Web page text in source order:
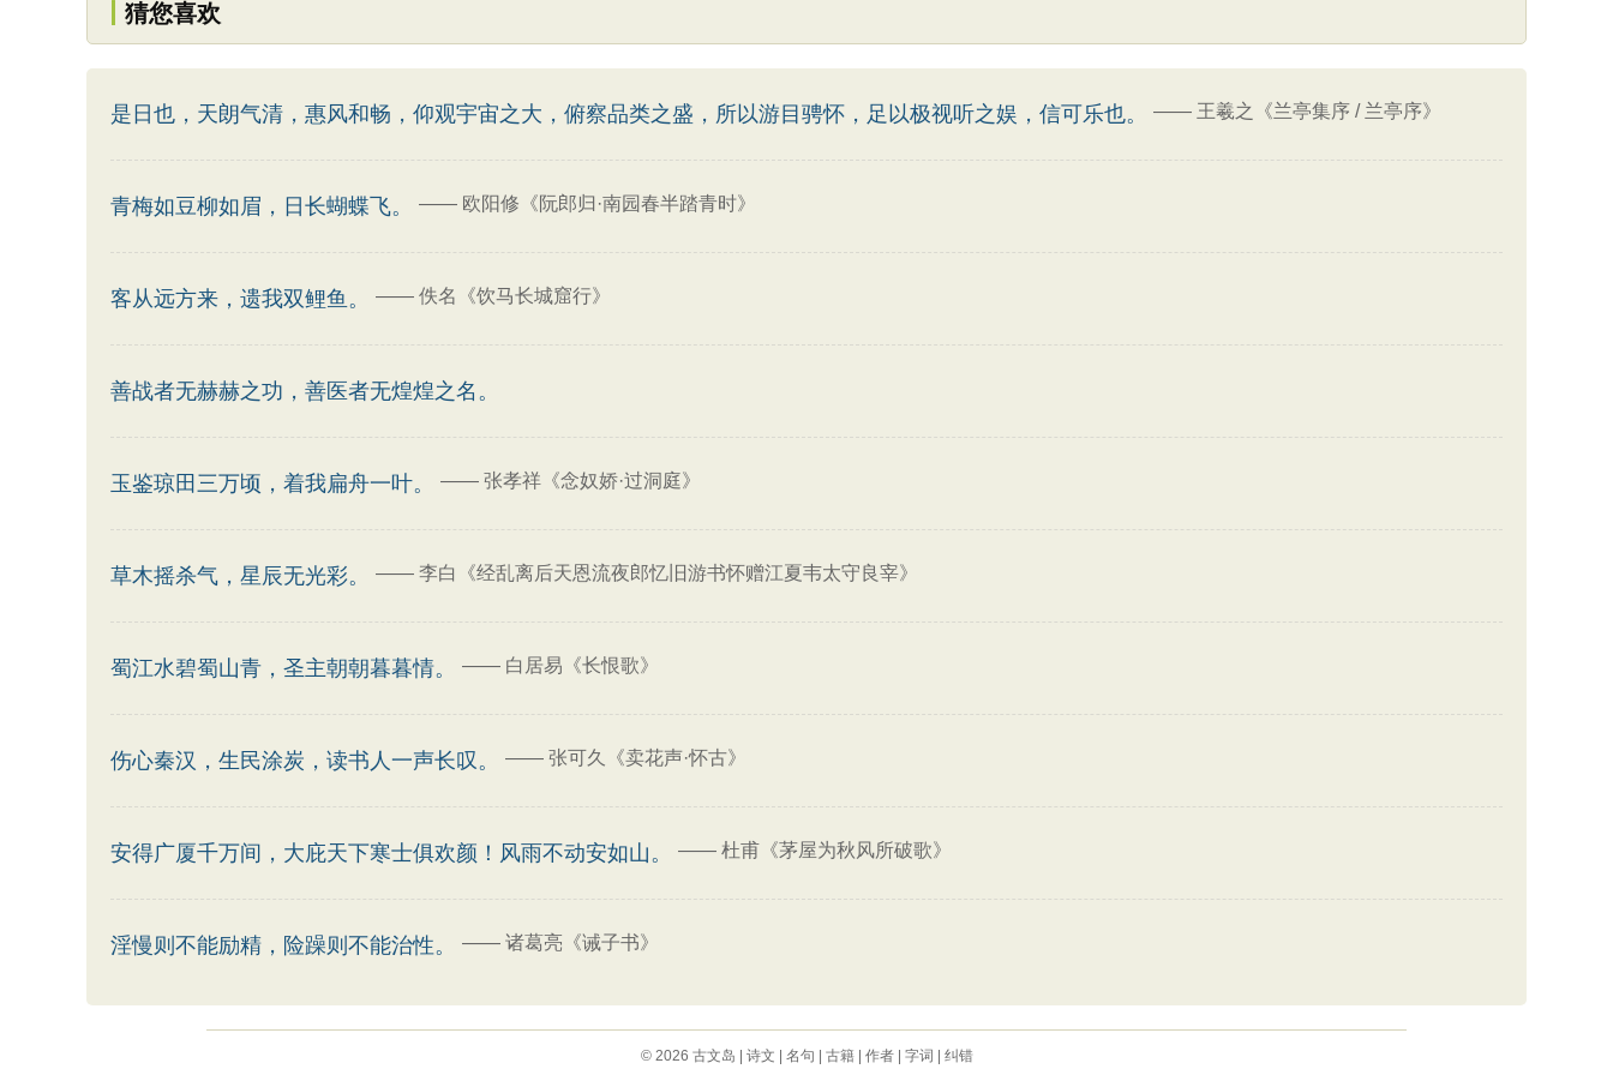
猜您喜欢
是日也，天朗气清，惠风和畅，仰观宇宙之大，俯察品类之盛，所以游目骋怀，足以极视听之娱，信可乐也。 —— 王羲之《兰亭集序 / 兰亭序》
青梅如豆柳如眉，日长蝴蝶飞。 —— 欧阳修《阮郎归·南园春半踏青时》
客从远方来，遗我双鲤鱼。 —— 佚名《饮马长城窟行》
善战者无赫赫之功，善医者无煌煌之名。
玉鉴琼田三万顷，着我扁舟一叶。 —— 张孝祥《念奴娇·过洞庭》
草木摇杀气，星辰无光彩。 —— 李白《经乱离后天恩流夜郎忆旧游书怀赠江夏韦太守良宰》
蜀江水碧蜀山青，圣主朝朝暮暮情。 —— 白居易《长恨歌》
伤心秦汉，生民涂炭，读书人一声长叹。 —— 张可久《卖花声·怀古》
安得广厦千万间，大庇天下寒士俱欢颜！风雨不动安如山。 —— 杜甫《茅屋为秋风所破歌》
淫慢则不能励精，险躁则不能治性。 —— 诸葛亮《诫子书》
© 2026 古文岛 诗文 名句 古籍| 作者| 字词 纠错